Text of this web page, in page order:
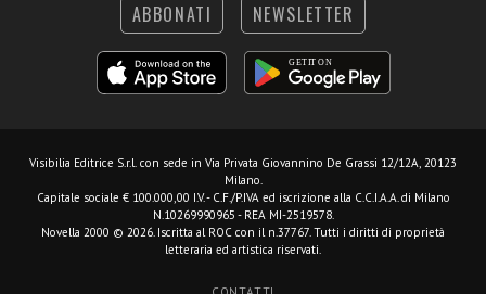
ABBONATI NEWSLETTER
Visibilia Editrice S.r.l. con sede in Via Privata Giovannino De Grassi 12/12A, 20123
Milano.
Capitale sociale € 100.000,00 I.V. - C.F./P.IVA ed iscrizione alla C.C.I.A.A. di Milano
N.10269990965 - REA MI-2519578.
Novella 2000 © 2026. Iscritta al ROC con il n.37767. Tutti i diritti di proprietà
letteraria ed artistica riservati.